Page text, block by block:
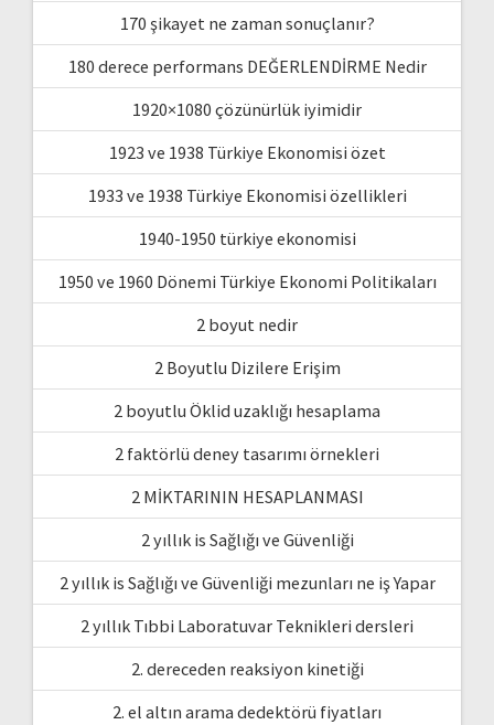
170 şikayet ne zaman sonuçlanır?
180 derece performans DEĞERLENDİRME Nedir
1920×1080 çözünürlük iyimidir
1923 ve 1938 Türkiye Ekonomisi özet
1933 ve 1938 Türkiye Ekonomisi özellikleri
1940-1950 türkiye ekonomisi
1950 ve 1960 Dönemi Türkiye Ekonomi Politikaları
2 boyut nedir
2 Boyutlu Dizilere Erişim
2 boyutlu Öklid uzaklığı hesaplama
2 faktörlü deney tasarımı örnekleri
2 MİKTARININ HESAPLANMASI
2 yıllık is Sağlığı ve Güvenliği
2 yıllık is Sağlığı ve Güvenliği mezunları ne iş Yapar
2 yıllık Tıbbi Laboratuvar Teknikleri dersleri
2. dereceden reaksiyon kinetiği
2. el altın arama dedektörü fiyatları